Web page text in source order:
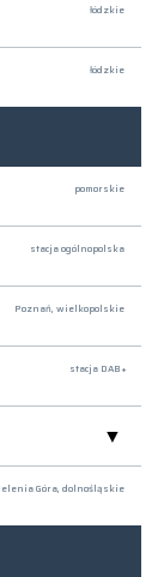
łódzkie
łódzkie
pomorskie
stacja ogólnopolska
Poznań, wielkopolskie
stacja DAB+
Góra, dolnośląskie